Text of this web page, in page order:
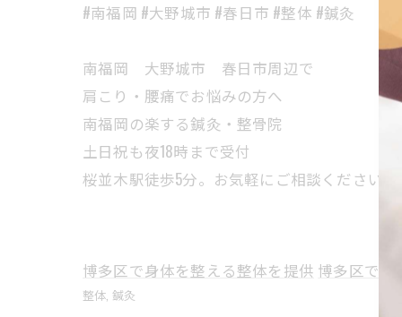
#南福岡 #大野城市 #春日市 #整体 #鍼灸
南福岡 大野城市 春日市周辺で
肩こり・腰痛でお悩みの方へ
南福岡の楽する鍼灸・整骨院
土日祝も夜18時まで受付
桜並木駅徒歩5分。お気軽にご相談ください。
博多区で身体を整える整体を提供 博多区で身
整体 鍼灸